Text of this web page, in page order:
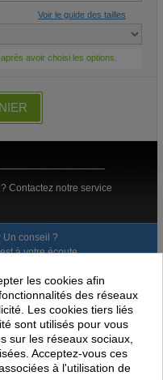
Voir le guide des tailles
avoir choisi les options.
Contactez notre service
Un conseil ?
à votre écoute.
100 € d'achat.
100% sécurisé
virement
les cookies afin
des réseaux
Les cookies tiers liés
sont utilisés pour vous
sur les réseaux sociaux,
Acceptez-vous ces
à l'utilisation de